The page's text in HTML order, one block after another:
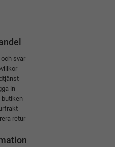
och svar
in
butiken
retur